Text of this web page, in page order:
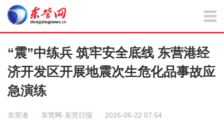
“震”中练兵 筑牢安全底线 东营港经
济开发区开展地震次生危化品事故应
急演练
东营港 · 东营网-东营日报 · 2026-06-22 07:54